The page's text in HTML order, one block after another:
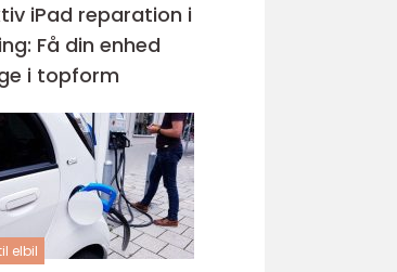
iPad reparation i
Få din enhed
i topform
elbil